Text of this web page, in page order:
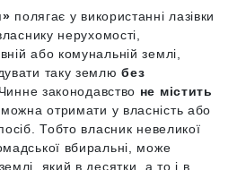
полягає у використанні лазівки
нерухомості,
або комунальній землі,
таку землюбез
Чинне законодавство не містить
можна отримати у власність або
Тобто власник невеликої
вбиральні, може
який в десятки, а то і в